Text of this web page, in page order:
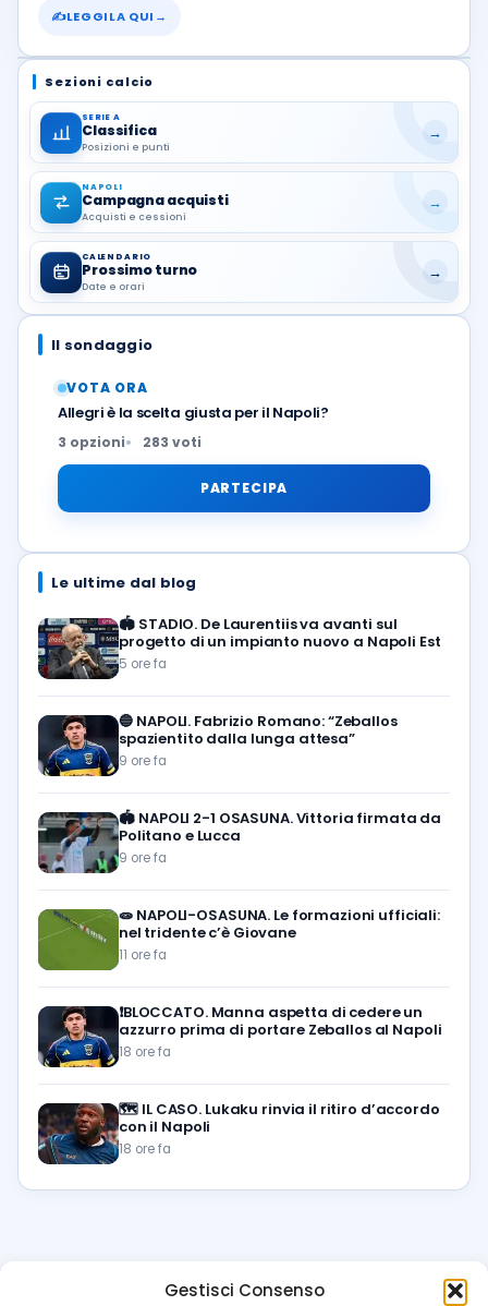
Gestisci Consenso
✍LEGGILA QUI →
Sezioni calcio
SERIE A
Classifica
Posizioni e punti
→
NAPOLI
Campagna acquisti
Acquisti e cessioni
→
CALENDARIO
Prossimo turno
Date e orari
→
Il sondaggio
VOTA ORA
Allegri è la scelta giusta per il Napoli?
3 opzioni 283 voti
PARTECIPA
Le ultime dal blog
🏟️ STADIO. De Laurentiis va avanti sul
progetto di un impianto nuovo a Napoli Est
5 ore fa
🔵 NAPOLI. Fabrizio Romano: “Zeballos
spazientito dalla lunga attesa”
9 ore fa
🏟️ NAPOLI 2-1 OSASUNA. Vittoria firmata da
Politano e Lucca
9 ore fa
🧫 NAPOLI-OSASUNA. Le formazioni ufficiali:
nel tridente c’è Giovane
11 ore fa
❗️BLOCCATO. Manna aspetta di cedere un
azzurro prima di portare Zeballos al Napoli
18 ore fa
🗺️ IL CASO. Lukaku rinvia il ritiro d’accordo
con il Napoli
18 ore fa